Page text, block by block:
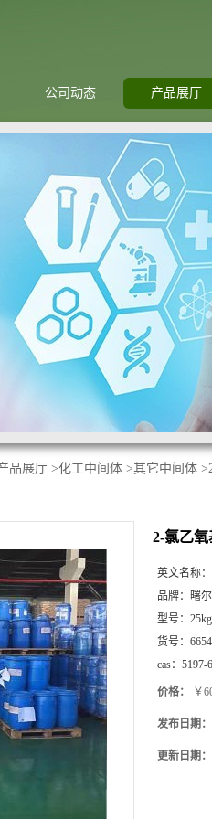
公司动态 产品展厅
品展厅 >化工中间体 >其它中间体 >
2-氯乙
英文名称：
品牌： 曙尔
型号：
货号：
cas： 5197-
价格： ￥
发布日期：
更新日期：